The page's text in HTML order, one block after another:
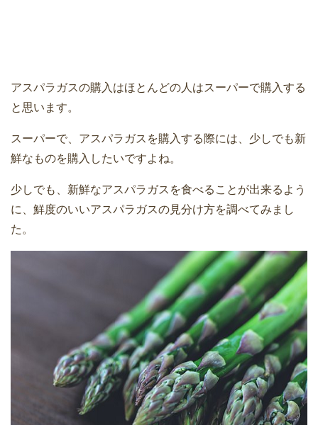
アスパラガスの購入はほとんどの人はスーパーで購入する
と思います。
スーパーで、アスパラガスを購入する際には、少しでも新
鮮なものを購入したいですよね。
少しでも、新鮮なアスパラガスを食べることが出来るよう
に、鮮度のいいアスパラガスの見分け方を調べてみまし
た。